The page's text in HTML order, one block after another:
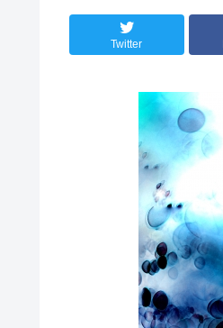
Twitter